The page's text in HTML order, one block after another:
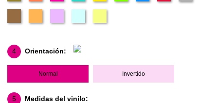
4 Orientación:
Normal Invertido
5 Medidas del vinilo: